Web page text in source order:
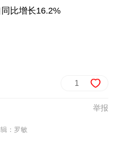
比增长16.2%
1
举报
：罗敏